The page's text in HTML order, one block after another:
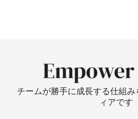
チームが勝手に成長する仕組
ィアです